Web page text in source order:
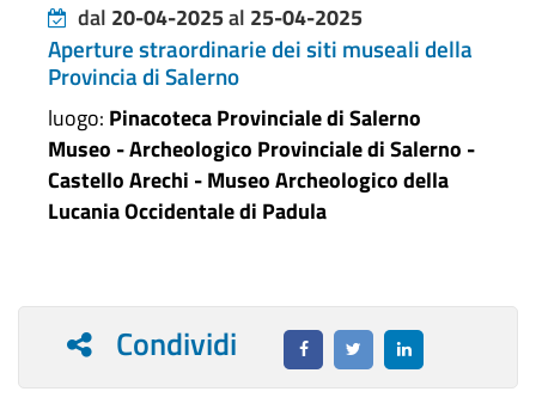
dal 20-04-2025al 25-04-2025
Aperture straordinarie dei siti museali della
Provincia di Salerno
luogo: Pinacoteca Provinciale di Salerno
Museo - Archeologico Provinciale di Salerno -
Castello Arechi - Museo Archeologico della
Lucania Occidentale di Padula
Condividi